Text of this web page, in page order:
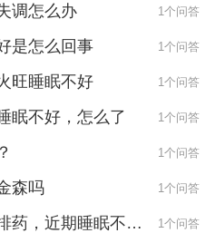
调怎么办 1个问答
是怎么回事 1个问答
旺睡眠不好 1个问答
眠不好，怎么了 1个问答
1个问答
森吗 1个问答
药，近期睡眠不好
1个问答